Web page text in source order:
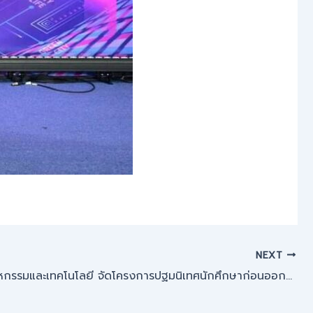
NEXT
คณะอุตสาหกรรมและเทคโนโลยี จัดโครงการปฐมนิเทศนักศึกษาก่อนออกสหกิจศึกษา ภาคเรียนที่ 2 ปีการศึกษา 2567